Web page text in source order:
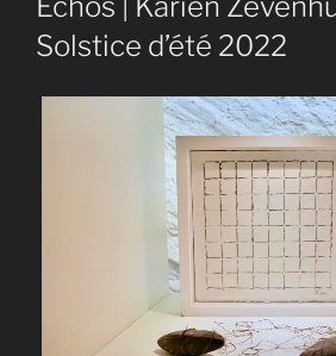
Solstice d’été 2022